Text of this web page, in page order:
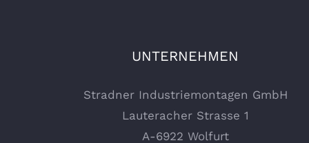
UNTERNEHMEN
Stradner Industriemontagen GmbH
Lauteracher Strasse 1
A-6922 Wolfurt